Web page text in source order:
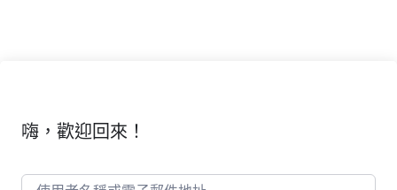
嗨，歡迎回來！